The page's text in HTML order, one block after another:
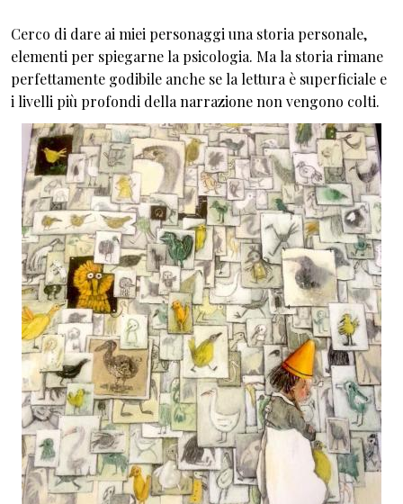
Cerco di dare ai miei personaggi una storia personale,
elementi per spiegarne la psicologia. Ma la storia rimane
perfettamente godibile anche se la lettura è superficiale e
i livelli più profondi della narrazione non vengono colti.